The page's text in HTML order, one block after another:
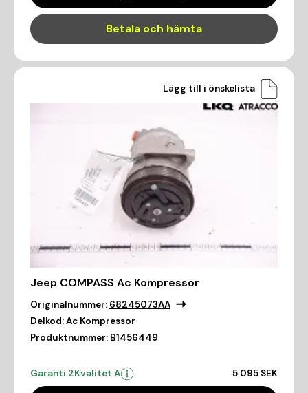
Betala och hämta
Lägg till i önskelista
Jeep COMPASS Ac Kompressor
Originalnummer: 68245073AA
Delkod:Ac Kompressor
Produktnummer: B1456449
Garanti 2Kvalitet A 5 095 SEK